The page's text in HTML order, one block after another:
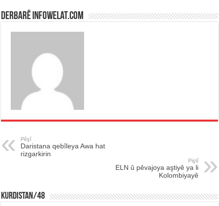
Derbarê infowelat.com
Pêşî
Daristana qebîleya Awa hat
rizgarkirin
Piştî
ELN û pêvajoya aştiyê ya li
Kolombiyayê
KURDISTAN/48